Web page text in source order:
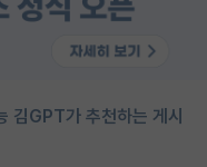
김GPT가 추천하는 게시